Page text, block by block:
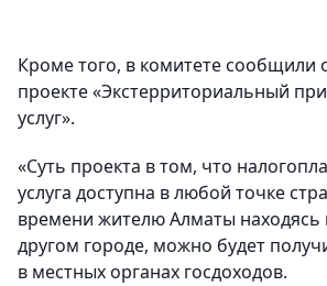
Кроме того, в комитете сообщили
проекте «Экстерриториальный
услуг».
«Суть проекта в том, что
услуга доступна в любой точке
времени жителю Алматы находясь
другом городе, можно будет
в местных органах госдоходов.